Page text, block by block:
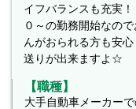
イフバランスも充実！
０～の勤務開始なので
んがおられる方も安心
送りが出来ますよ☆
【職種】
大手自動車メーカー